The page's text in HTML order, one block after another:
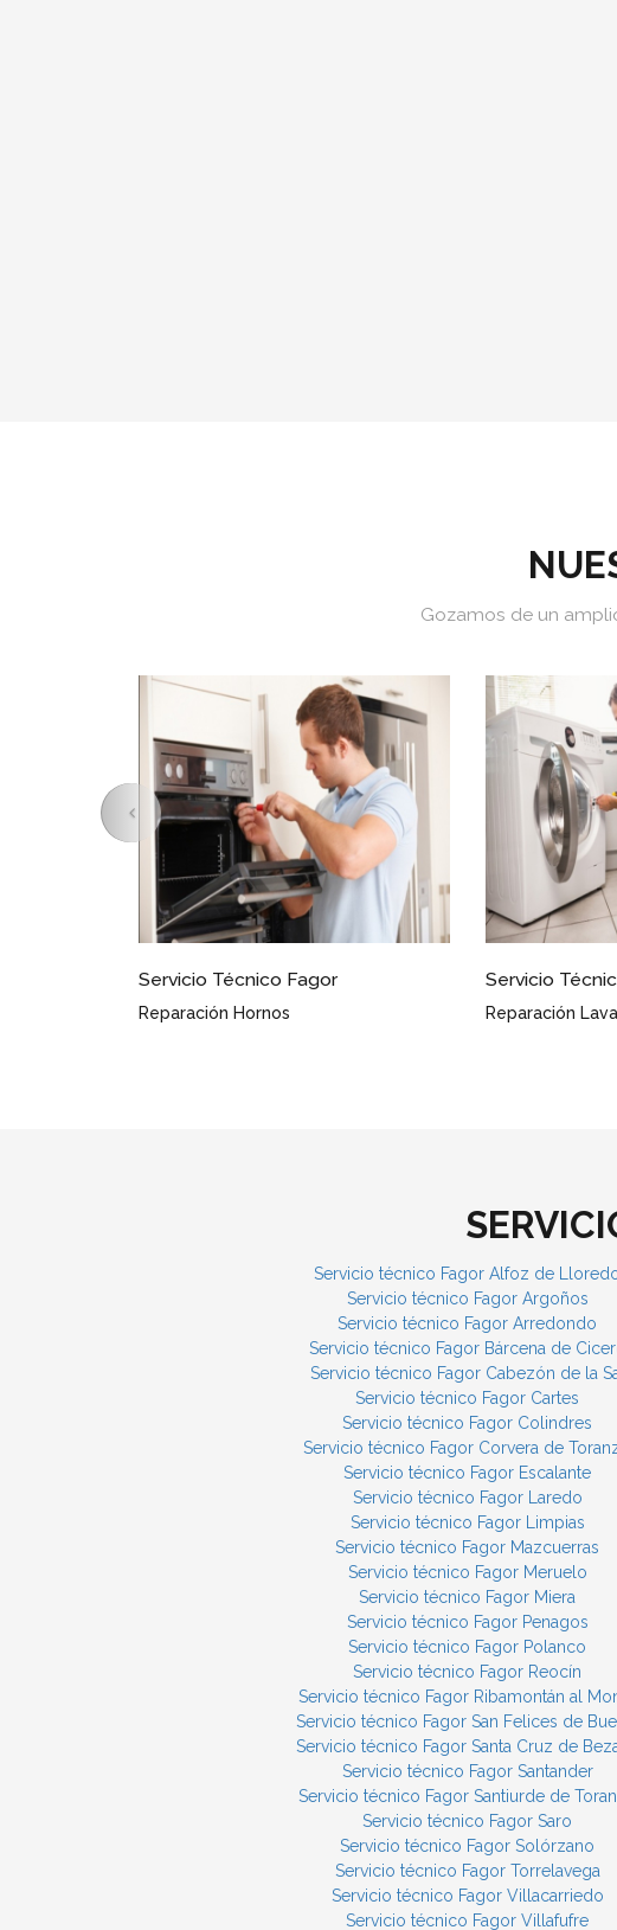
Gozamos de un
Servicio Técnico Fagor Penagos
Reparación Frigoríficos
Servicio
Puestas a Punto
Previous
Servicio técnico Fagor Alfoz de
Servicio técnico Fagor Argoños
Servicio técnico Fagor Arredondo
Servicio técnico Fagor Bárcena de
Servicio técnico Fagor Cabezón de la
Servicio técnico Fagor Cartes
Servicio técnico Fagor Colindres
Servicio técnico Fagor Corvera de
Servicio técnico Fagor Escalante
Servicio técnico Fagor Laredo
Servicio técnico Fagor Limpias
Servicio técnico Fagor Mazcuerras
Servicio técnico Fagor Meruelo
Servicio técnico Fagor Miera
Servicio técnico Fagor Penagos
Servicio técnico Fagor Polanco
Servicio técnico Fagor Reocín
Servicio técnico Fagor Ribamontán al
Servicio técnico Fagor San Felices de
Servicio técnico Fagor Santa Cruz de
Servicio técnico Fagor Santander
Servicio técnico Fagor Santiurde de
Servicio técnico Fagor Saro
Servicio técnico Fagor Solórzano
Servicio técnico Fagor Torrelavega
Servicio técnico Fagor Villacarriedo
Servicio técnico Fagor Villafufre